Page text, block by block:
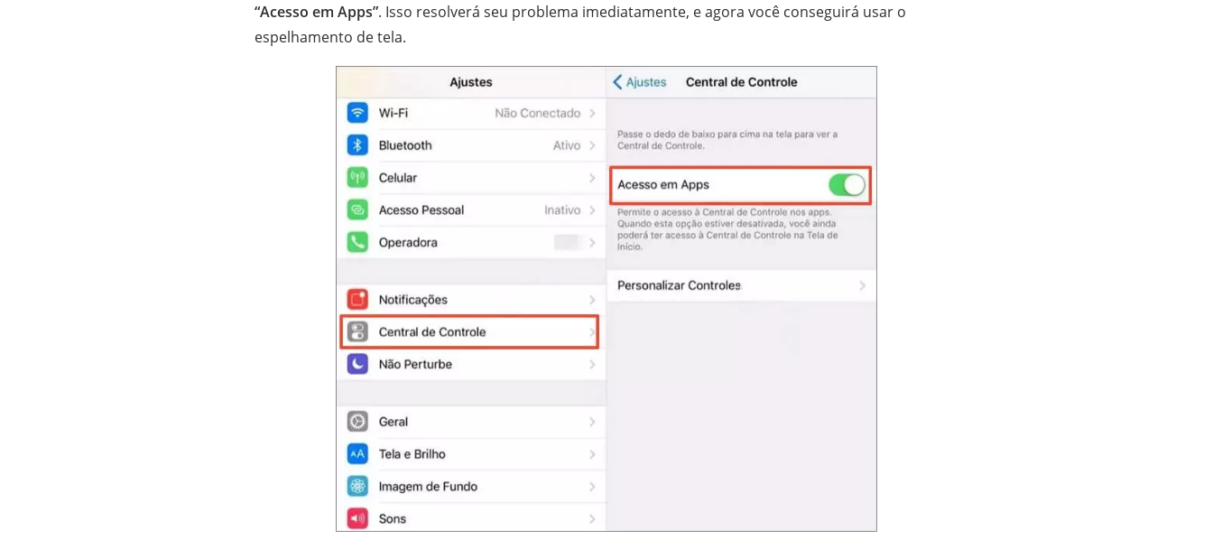
“Acesso em Apps”. Isso resolverá seu problema imediatamente, e agora você conseguirá usar o
espelhamento de tela.